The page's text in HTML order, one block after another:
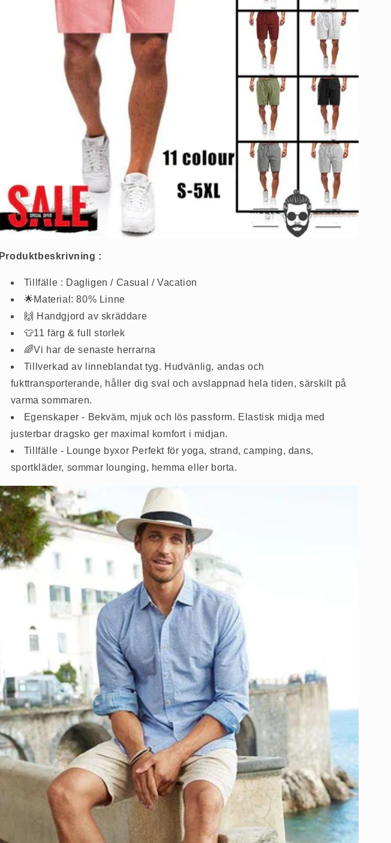
Produktbeskrivning :
Tillfälle : Dagligen / Casual / Vacation
🌟Material: 80% Linne
🙌 Handgjord av skräddare
👕11 färg & full storlek
🌈Vi har de senaste herrarna
Tillverkad av linneblandat tyg. Hudvänlig, andas och
fukttransporterande, håller dig sval och avslappnad hela tiden, särskilt på
varma sommaren.
Egenskaper - Bekväm, mjuk och lös passform. Elastisk midja med
justerbar dragsko ger maximal komfort i midjan.
Tillfälle - Lounge byxor Perfekt för yoga, strand, camping, dans,
sportkläder, sommar lounging, hemma eller borta.